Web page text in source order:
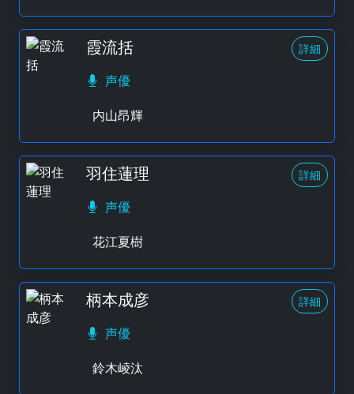
霞流括 詳細
声優
内山昂輝
羽住蓮理 詳細
声優
花江夏樹
柄本成彦 詳細
声優
鈴木崚汰